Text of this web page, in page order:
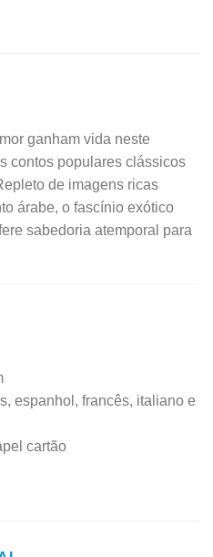
ganham vida neste
contos populares clássicos
de imagens ricas
árabe, o fascínio exótico
sabedoria atemporal para
espanhol, francês, italiano e
cartão